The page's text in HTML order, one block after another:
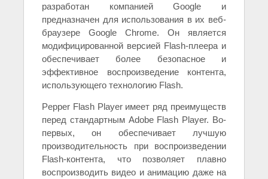
разработан компанией Google и
предназначен для использования в их веб-
браузере Google Chrome. Он является
модифицированной версией Flash-плеера и
обеспечивает более безопасное и
эффективное воспроизведение контента,
использующего технологию Flash.
Pepper Flash Player имеет ряд преимуществ
перед стандартным Adobe Flash Player. Во-
первых, он обеспечивает лучшую
производительность при воспроизведении
Flash-контента, что позволяет плавно
воспроизводить видео и анимацию даже на